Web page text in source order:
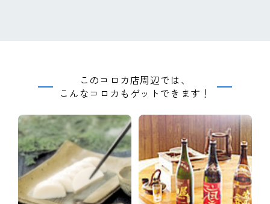
このコロカ店周辺では、
こんなコロカもゲットできます！